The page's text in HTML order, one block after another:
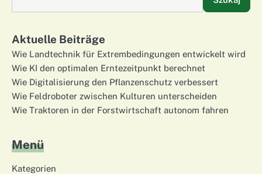
Aktuelle Beiträge
Wie Landtechnik für Extrembedingungen entwickelt wird
Wie KI den optimalen Erntezeitpunkt berechnet
Wie Digitalisierung den Pflanzenschutz verbessert
Wie Feldroboter zwischen Kulturen unterscheiden
Wie Traktoren in der Forstwirtschaft autonom fahren
Menü
Kategorien